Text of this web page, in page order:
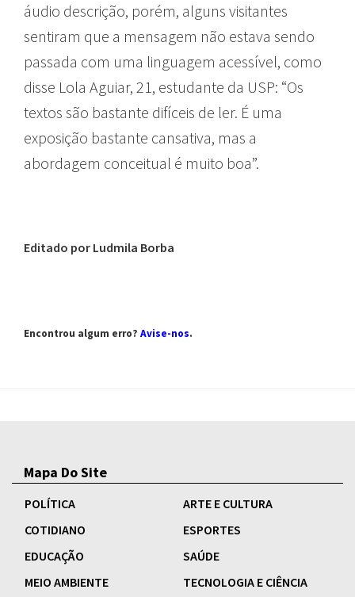
áudio descrição, porém, alguns visitantes
sentiram que a mensagem não estava sendo
passada com uma linguagem acessível, como
disse Lola Aguiar, 21, estudante da USP: “Os
textos são bastante difíceis de ler. É uma
exposição bastante cansativa, mas a
abordagem conceitual é muito boa”.
Editado por Ludmila Borba
Encontrou algum erro? Avise-nos.
Mapa Do Site
POLÍTICA
ARTE E CULTURA
COTIDIANO
ESPORTES
EDUCAÇÃO
SAÚDE
MEIO AMBIENTE
TECNOLOGIA E CIÊNCIA